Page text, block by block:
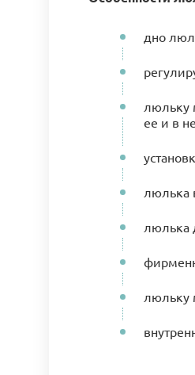
дно
люльку
ее и в
люлька
люлька
люльку